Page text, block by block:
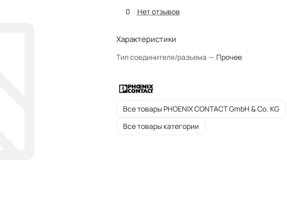
0 Нет отзывов
Характеристики
Тип соединителя/разъема — Прочее
Все товары PHOENIX CONTACT GmbH & Co. KG
Все товары категории